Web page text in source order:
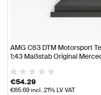
AMG C63 DTM Motorsport
1:43 Maßstab Original
€54.29
€65.69incl. 21% LV VAT